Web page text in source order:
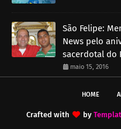
São Felipe:
News pelo
sacerdotal do
maio 15, 2016
HOME
Crafted with by